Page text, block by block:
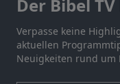
Der Bibel
Verpasse keine
aktuellen
Neuigkeiten rund um